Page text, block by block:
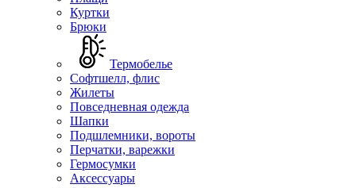
Куртки
Брюки
Термобелье
Софтшелл, флис
Жилеты
Повседневная одежда
Шапки
Подшлемники, вороты
Перчатки, варежки
Гермосумки
Аксессуары